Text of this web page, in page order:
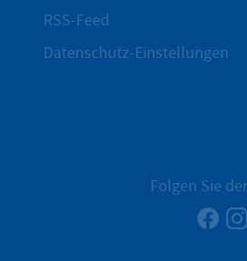
RSS-Feed
Datenschutz-Einstellungen
Folgen Sie